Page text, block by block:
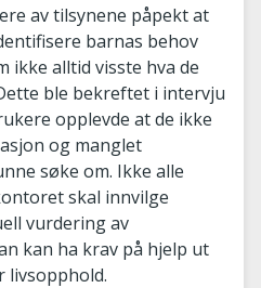
av tilsynene påpekt at
barnas behov
ikke alltid visste hva de
ble bekreftet i intervju
opplevde at de ikke
og manglet
søke om. Ikke alle
skal innvilge
vurdering av
kan ha krav på hjelp ut
livsopphold.